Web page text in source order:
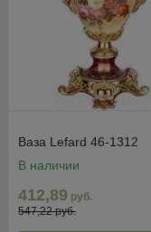
Ваза Lefard 46-1312
В наличии
412,89 руб.
547,22 руб.